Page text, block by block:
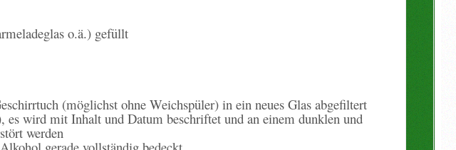
o.ä.) gefüllt
(möglichst ohne Weichspüler) in ein neues Glas abgefiltert
es wird mit Inhalt und Datum beschriftet und an einem dunklen und
werden